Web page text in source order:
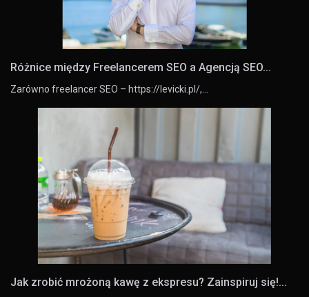
Różnice między Freelancerem SEO a Agencją SEO...
Zarówno freelancer SEO – https://levicki.pl/,…
Jak zrobić mrożoną kawę z ekspresu? Zainspiruj się!...